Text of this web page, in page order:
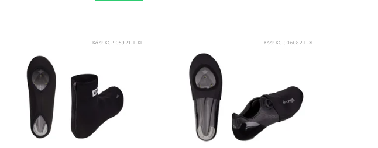
Kód: KC-905921-L-XL Kód:KC-906082-L-XL